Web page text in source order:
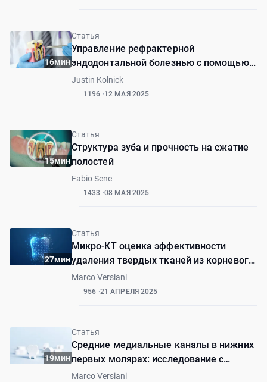
16мин
Статья
Управление рефрактерной
эндодонтальной болезнью с помощью
радиального апикального очищения
Justin Kolnick
1196 12 МАЯ 2025
15мин
Статья
Структура зуба и прочность на сжатие
полостей
Fabio Sene
1433 08 МАЯ 2025
27мин
Статья
Микро-КТ оценка эффективности
удаления твердых тканей из корневого
канала и области истмуса с помощью
систем ирригации с положительным и
Marco Versiani
956 21 АПРЕЛЯ 2025
19мин
Статья
Средние медиальные каналы в нижних
первых молярах: исследование с
использованием микро-КТ в различных
Marco Versiani